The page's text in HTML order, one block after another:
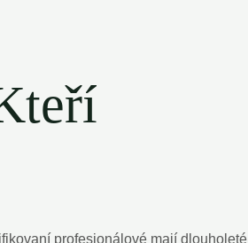
profesionálové mají dlouholeté